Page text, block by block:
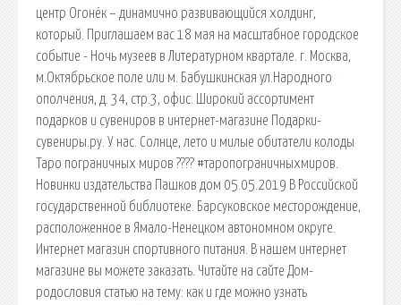
центр Огонёк – динамично развивающийся холдинг,
который. Приглашаем вас 18 мая на масштабное городское
событие - Ночь музеев в Литературном квартале. г. Москва,
м.Октябрьское поле или м. Бабушкинская ул.Народного
ополчения, д. 34, стр.3, офис. Широкий ассортимент
подарков и сувениров в интернет-магазине Подарки-
сувениры.ру. У нас. Солнце, лето и милые обитатели колоды
Таро пограничных миров ???? #таропограничныхмиров.
Новинки издательства Пашков дом 05.05.2019 В Российской
государственной библиотеке. Барсуковское месторождение,
расположенное в Ямало-Ненецком автономном округе.
Интернет магазин спортивного питания. В нашем интернет
магазине вы можете заказать. Читайте на сайте Дом-
родословия статью на тему: как и где можно узнать